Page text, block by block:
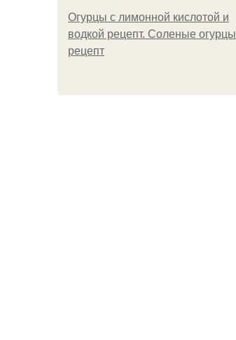
Огурцы с лимонной кислотой и
водкой рецепт. Соленые огурцы
рецепт